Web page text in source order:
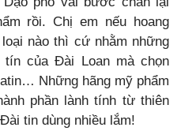
rồi. Chị em nếu hoang
nào thì cứ nhằm những
tín của Đài Loan mà chọn
Những hãng mỹ phẩm
phần lành tính từ thiên
tin dùng nhiều lắm!